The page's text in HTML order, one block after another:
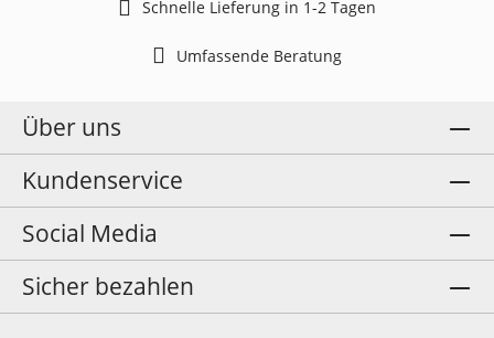
Schnelle Lieferung in 1-2 Tagen
Umfassende Beratung
Über uns
Kundenservice
Social Media
Sicher bezahlen